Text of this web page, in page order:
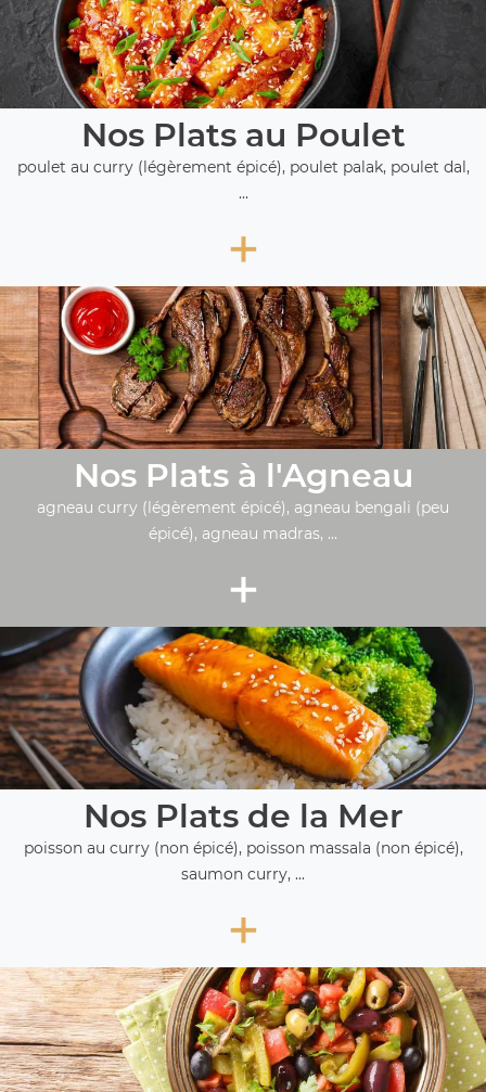
Nos Plats au Poulet
poulet au curry (légèrement épicé), poulet palak, poulet dal,
...
+
Nos Plats à l'Agneau
agneau curry (légèrement épicé), agneau bengali (peu
épicé), agneau madras, ...
+
Nos Plats de la Mer
poisson au curry (non épicé), poisson massala (non épicé),
saumon curry, ...
+